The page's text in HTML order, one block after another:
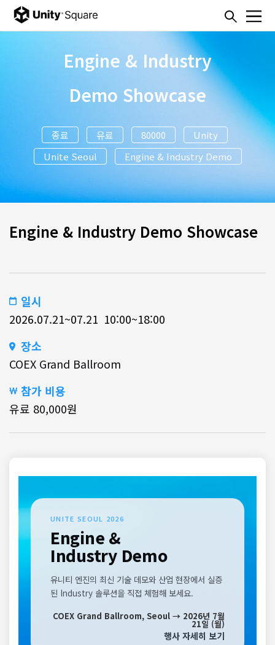
본문내용 바로가기
주메뉴 바로가기
Engine & Industry
Demo Showcase
종료 유료 80000
Unity
Unite Seoul
Engine & Industry Demo
Engine & Industry Demo Showcase
일시
2026.07.21~07.21 10:00~18:00
장소
COEX Grand Ballroom
참가 비용
유료 80,000원
UNITE SEOUL 2026
Engine &
Industry Demo
유니티 엔진의 최신 기술 데모와 산업 현장에서 실증
된 Industry 솔루션을 직접 체험해 보세요.
COEX Grand Ballroom, Seoul → 2026년 7월
21일 (월)
행사 자세히 보기